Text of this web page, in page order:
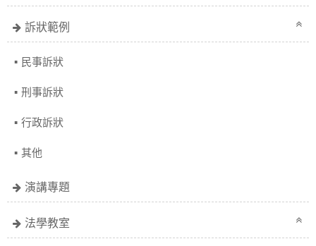
訴狀範例
民事訴狀
刑事訴狀
行政訴狀
其他
演講專題
法學教室